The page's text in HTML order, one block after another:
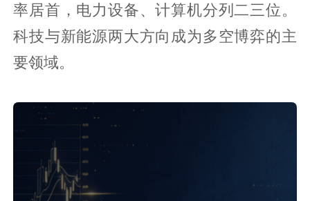
率居首，电力设备、计算机分列二三位。
科技与新能源两大方向成为多空博弈的主
要领域。